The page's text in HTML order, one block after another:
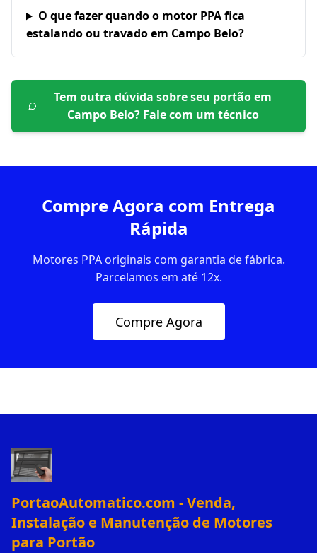
O que fazer quando o motor PPA fica
estalando ou travado em Campo Belo?
Tem outra dúvida sobre seu portão em
Campo Belo? Fale com um técnico
Compre Agora com Entrega
Rápida
Motores PPA originais com garantia de fábrica.
Parcelamos em até 12x.
Compre Agora
PortaoAutomatico.com - Venda,
Instalação e Manutenção de Motores
para Portão